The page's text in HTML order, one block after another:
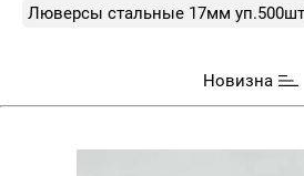
Люверсы стальные 17мм уп.500шт
Новизна